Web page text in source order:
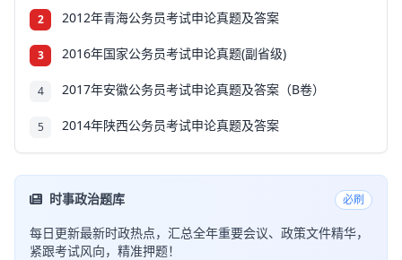
2 2012年青海公务员考试申论真题及答案
3 2016年国家公务员考试申论真题(副省级)
4 2017年安徽公务员考试申论真题及答案（B卷）
5 2014年陕西公务员考试申论真题及答案
时事政治题库 必刷
每日更新最新时政热点，汇总全年重要会议、政策文件精华，
紧跟考试风向，精准押题！